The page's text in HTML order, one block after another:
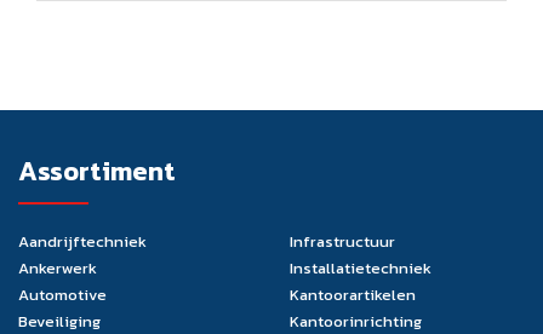
Assortiment
Aandrijftechniek
Ankerwerk
Automotive
Beveiliging
Infrastructuur
Installatietechniek
Kantoorartikelen
Kantoorinrichting